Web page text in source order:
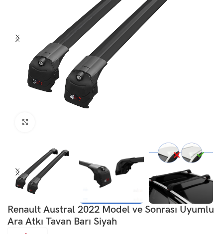
Renault Austral 2022 Model ve Sonrası Uyumlu
Ara Atkı Tavan Barı Siyah